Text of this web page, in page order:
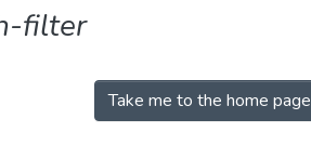
filter
Take me to the home page